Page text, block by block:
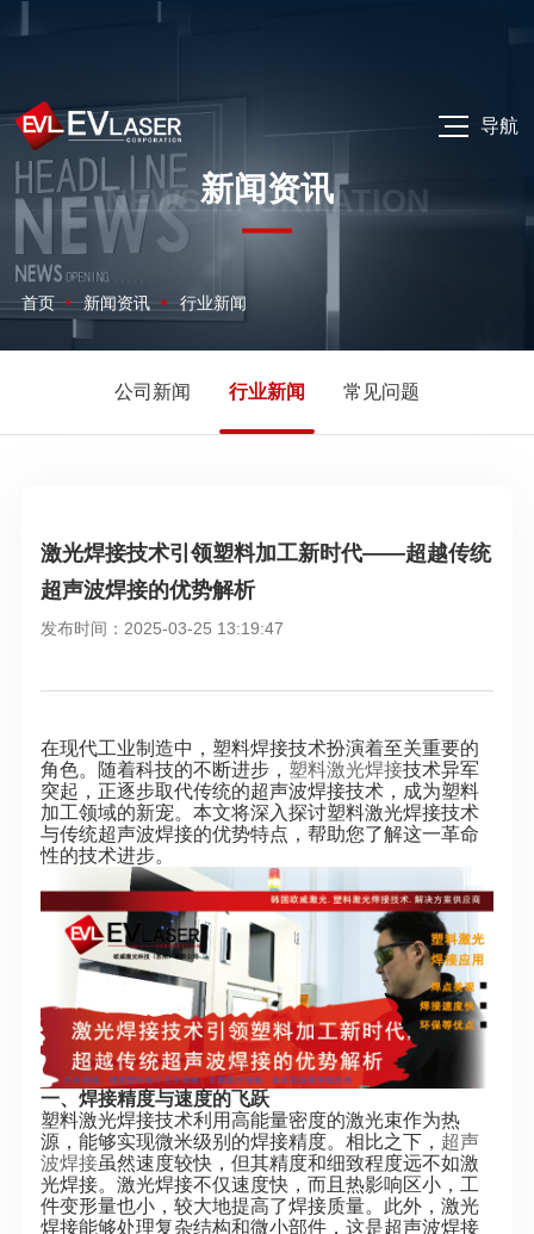
导航
新闻资讯
NEWS NFORMATION
首页 新闻资讯 行业新闻
公司新闻 行业新闻 常见问题
激光焊接技术引领塑料加工新时代——超越传统
超声波焊接的优势解析
发布时间：2025-03-25 13:19:47
在现代工业制造中，塑料焊接技术扮演着至关重要的
角色。随着科技的不断进步， 塑料激光焊接技术异军
突起，正逐步取代传统的超声波焊接技术，成为塑料
加工领域的新宠。本文将深入探讨塑料激光焊接技术
与传统超声波焊接的优势特点，帮助您了解这一革命
性的技术进步。
一、焊接精度与速度的飞跃
塑料激光焊接技术利用高能量密度的激光束作为热
源，能够实现微米级别的焊接精度。相比之下， 超声
波焊接虽然速度较快，但其精度和细致程度远不如激
光焊接。激光焊接不仅速度快，而且热影响区小，工
件变形量也小，较大地提高了焊接质量。此外，激光
焊接能够处理复杂结构和微小部件，这是超声波焊接